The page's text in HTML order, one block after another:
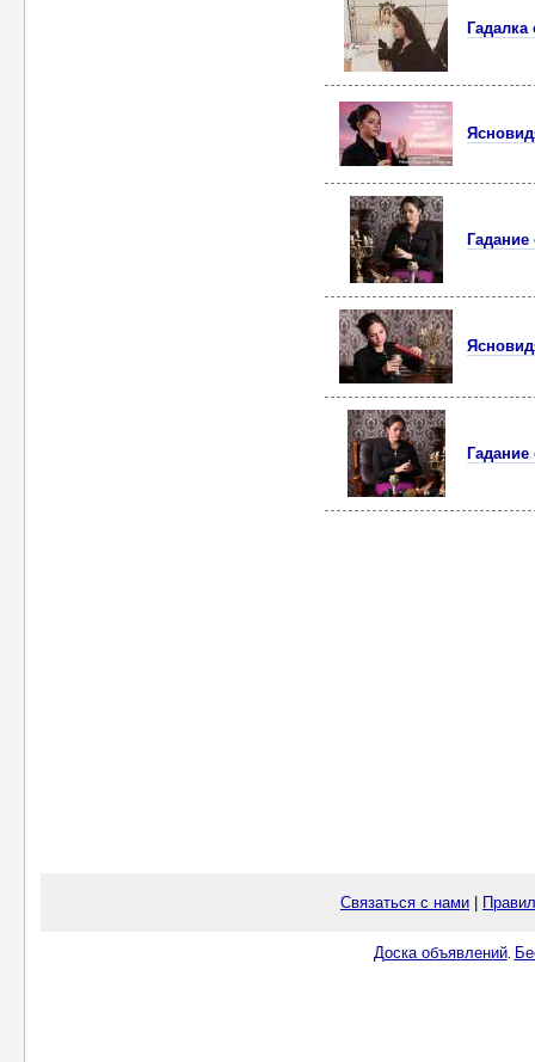
Связаться с нами
Доска объявлений.